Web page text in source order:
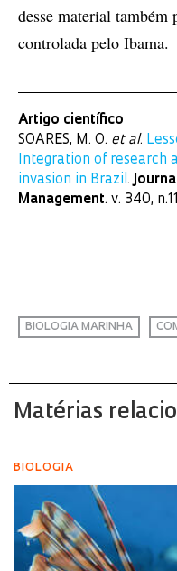
desse material também
controlada pelo Ibama.
Artigo científico
SOARES, M. O. et al.
Integration of research
invasion in Brazil .
Management. v. 340,
BIOLOGIA MARINHA